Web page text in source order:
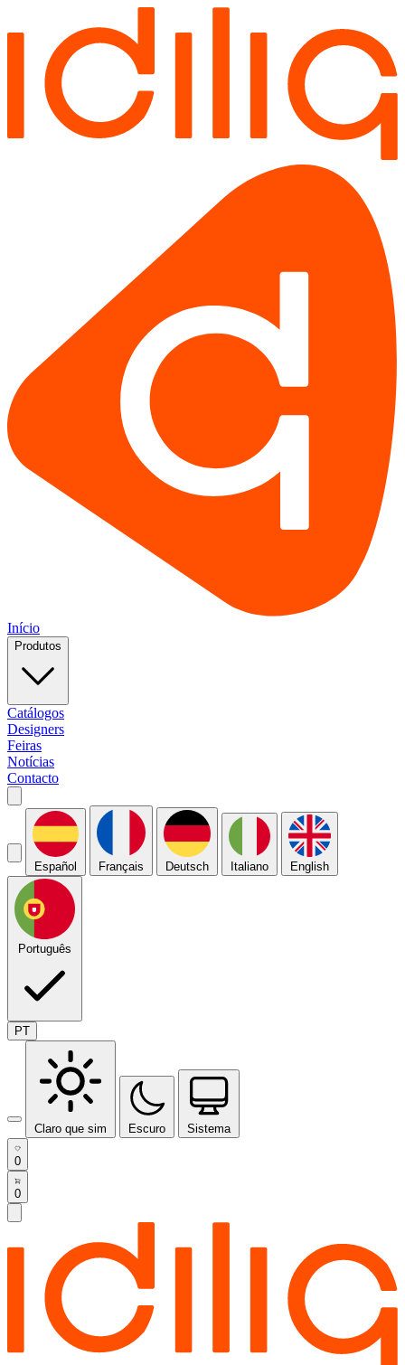
Início
Produtos
Catálogos
Designers
Feiras
Notícias
Contacto
Español Français Deutsch Italiano English
Português
PT
Claro que sim Escuro Sistema
0
0